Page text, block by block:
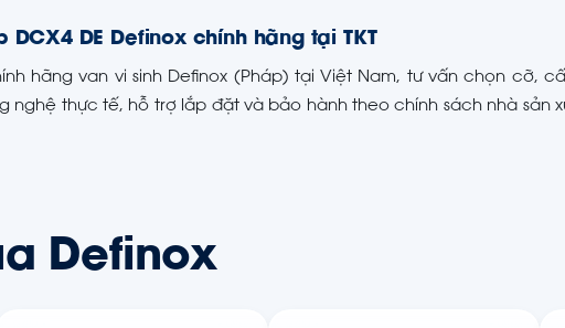
DE Definox chính hãng tại TKT
hãng van vi sinh Definox (Pháp) tại Việt Nam, tư vấn chọn cỡ,
nghệ thực tế, hỗ trợ lắp đặt và bảo hành theo chính sách nhà sản
Definox